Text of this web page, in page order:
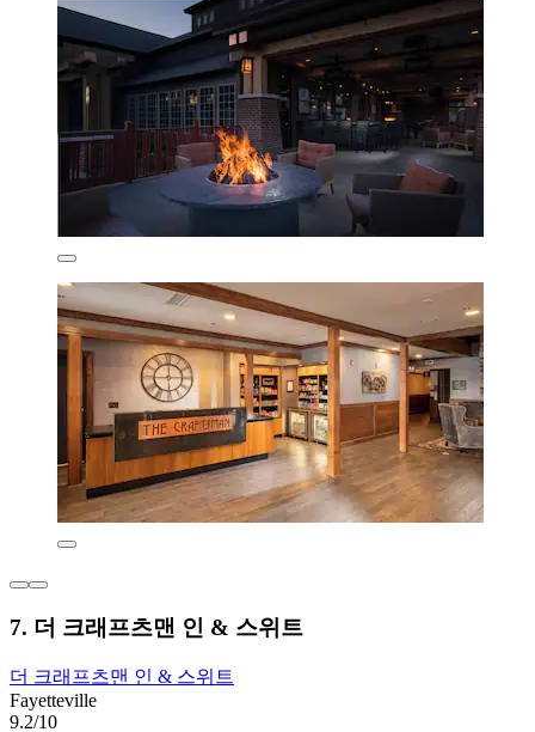
7. 더 크래프츠맨 인 & 스위트
더 크래프츠맨 인 & 스위트
Fayetteville
9.2/10